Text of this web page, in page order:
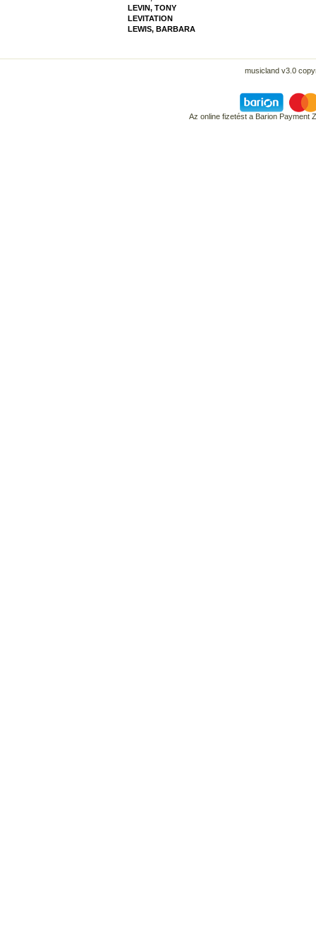
LEVIN, TONY
LEVITATION
LEWIS, BARBARA
musicland v3.0
Az online fizetést a Barion Payment